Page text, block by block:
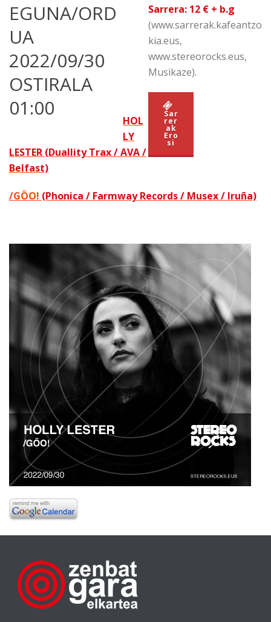
EGUNA/ORD
UA
2022/09/30
OSTIRALA
01:00
Sarrera: 12 € + b.g
(www.sarrerak.kafeantzo
kia.eus,
www.stereorocks.eus,
Musikaze).
Sar
rer
ak
Ero
si
HOL
LY
LESTER (Duallity Trax / AVA /
Belfast)
/GÖO! (Phonica / Farmway Records / Musex / Iruña)